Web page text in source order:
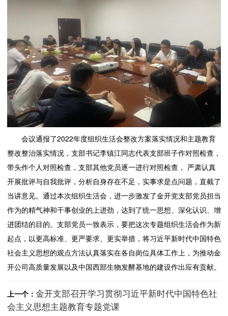
会议通报了2022年度组织生活会整改方案落实情况和主题教育
整改整治落实情况，支部书记李镇江同志代表支部班子作对照检查，
带头作个人对照检查，支部其他党员逐一进行对照检查， 严肃认真
开展批评与自我批评，分析自身存在不足，实事求是点问题，直截了
当讲意见。通过本次组织生活会，进一步激发了金开党支部党员担当
作为的精气神和干事创业的上进劲，达到了统一思想、深化认识、增
进团结的目的。支部党员一致表示，要把这次专题组织生活会作为新
起点，以更高标准、更严要求、更实举措，将习近平新时代中国特色
社会主义思想的观点方法认真落实在各自岗位具体工作上，为推动金
开公司高质量发展以及中国西部生物发酵基地的建设作出应有贡献。
上一个： 金开支部召开学习贯彻习近平新时代中国特色社
会主义思想主题教育专题党课